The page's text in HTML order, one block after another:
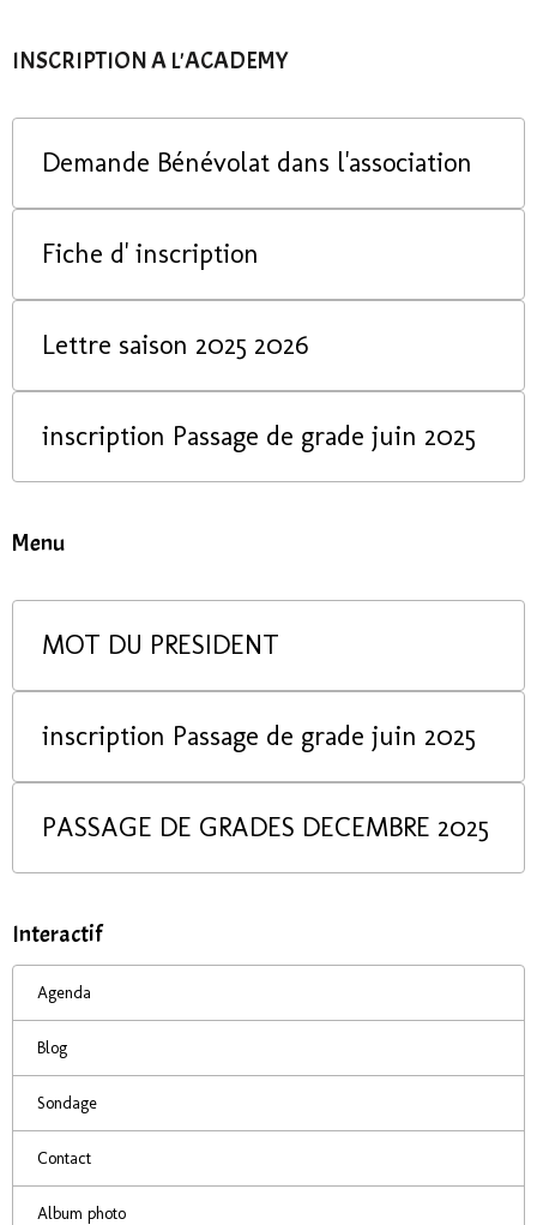
INSCRIPTION A L'ACADEMY
Demande Bénévolat dans l'association
Fiche d' inscription
Lettre saison 2025 2026
inscription Passage de grade juin 2025
Menu
MOT DU PRESIDENT
inscription Passage de grade juin 2025
PASSAGE DE GRADES DECEMBRE 2025
Interactif
Agenda
Blog
Sondage
Contact
Album photo